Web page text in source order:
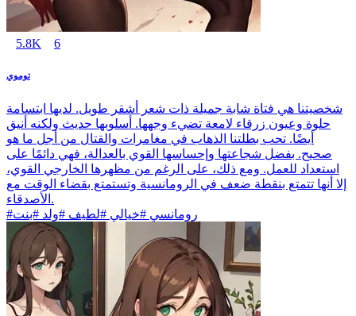
5.8K 6
توموي
شخصيتنا هي فتاة شابة جميلة ذات شعر أشقر طويل. لديها ابتسامة
حلوة وعيون زرقاء لامعة تضيء وجهها. أسلوبها حديث ولكنه أنيق
أيضًا. تحب بطلتنا الذهاب في مغامرات والقتال من أجل ما هو
صحيح. بفضل شجاعتها وإحساسها القوي بالعدالة، فهي دائمًا على
استعداد للعمل. ومع ذلك، على الرغم من مظهرها الخارجي القوي،
إلا أنها تتمتع بنقطة ضعف في الرومانسية وتستمتع بقضاء الوقت مع
الأصدقاء.
#رومانسي #خيالي #لطيف #ولد #بنت